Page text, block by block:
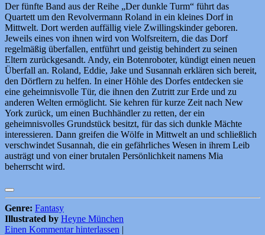
Der fünfte Band aus der Reihe „Der dunkle Turm“ führt das
Quartett um den Revolvermann Roland in ein kleines Dorf in
Mittwelt. Dort werden auffällig viele Zwillingskinder geboren.
Jeweils eines von ihnen wird von Wolfsreitern, die das Dorf
regelmäßig überfallen, entführt und geistig behindert zu seinen
Eltern zurückgesandt. Andy, ein Botenroboter, kündigt einen neuen
Überfall an. Roland, Eddie, Jake und Susannah erklären sich bereit,
den Dörflern zu helfen. In einer Höhle des Dorfes entdecken sie
eine geheimnisvolle Tür, die ihnen den Zutritt zur Erde und zu
anderen Welten ermöglicht. Sie kehren für kurze Zeit nach New
York zurück, um einen Buchhändler zu retten, der ein
geheimnisvolles Grundstück besitzt, für das sich dunkle Mächte
interessieren. Dann greifen die Wölfe in Mittwelt an und schließlich
verschwindet Susannah, die ein gefährliches Wesen in ihrem Leib
austrägt und von einer brutalen Persönlichkeit namens Mia
beherrscht wird.
Genre: Fantasy
Illustrated by Heyne München
Einen Kommentar hinterlassen |